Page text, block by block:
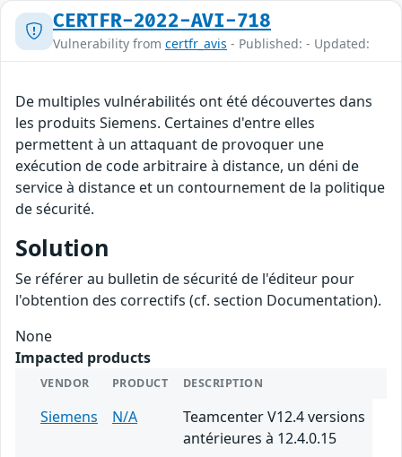
CERTFR-2022-AVI-718
Vulnerability from certfr_avis - Published: - Updated:
De multiples vulnérabilités ont été découvertes dans
les produits Siemens. Certaines d'entre elles
permettent à un attaquant de provoquer une
exécution de code arbitraire à distance, un déni de
service à distance et un contournement de la politique
de sécurité.
Solution
Se référer au bulletin de sécurité de l'éditeur pour
l'obtention des correctifs (cf. section Documentation).
None
Impacted products
VENDOR PRODUCT DESCRIPTION
Siemens N/A
Teamcenter V12.4 versions
antérieures à 12.4.0.15